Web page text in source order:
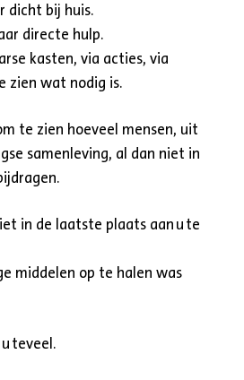
dicht bij huis.
directe hulp.
kasten, via acties, via
zien wat nodig is.
te zien hoeveel mensen, uit
samenleving, al dan niet in
in de laatste plaats aan u te
middelen op te halen was
teveel.